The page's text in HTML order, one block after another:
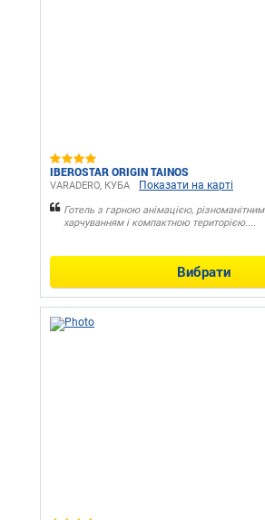
IBEROSTAR ORIGIN TAINOS
VARADERO, КУБА Показати на карті
Готель з гарною анімацією, різноманітним
харчуванням і компактною територією....
Вибрати